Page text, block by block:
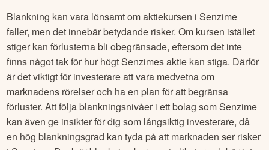
Blankning kan vara lönsamt om aktiekursen iSenzime
faller, men det innebär betydande risker. Om kursen istället
stiger kan förlusterna bli obegränsade, eftersom det inte
finns något tak för hur högtSenzimes aktie kan stiga. Därför
är det viktigt för investerare att vara medvetna om
marknadens rörelser och ha en plan för att begränsa
förluster. Att följa blankningsnivåer i ett bolag somSenzime
kan även ge insikter för dig som långsiktig investerare, då
en hög blankningsgrad kan tyda på att marknaden ser risker